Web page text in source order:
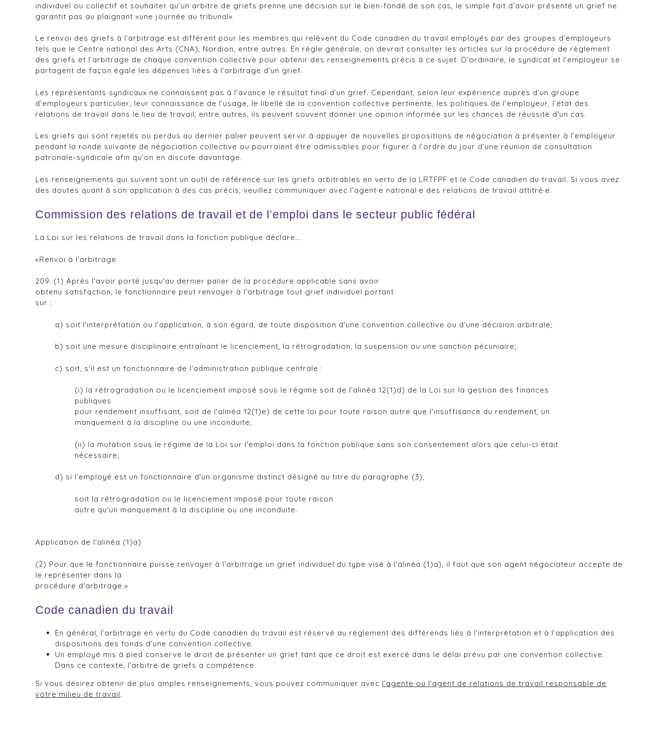
individuel ou collectif et souhaiter qu’un arbitre de griefs prenne une décision sur le bien-fondé de son cas, le simple fait d’avoir présenté un grief ne
garantit pas au plaignant «une journée au tribunal».
Le renvoi des griefs à l’arbitrage est différent pour les membres qui relèvent du Code canadien du travail employés par des groupes d’employeurs
tels que le Centre national des Arts (CNA), Nordion, entre autres. En règle générale, on devrait consulter les articles sur la procédure de règlement
des griefs et l’arbitrage de chaque convention collective pour obtenir des renseignements précis à ce sujet. D’ordinaire, le syndicat et l’employeur se
partagent de façon égale les dépenses liées à l’arbitrage d’un grief.
Les représentants syndicaux ne connaissent pas à l’avance le résultat final d’un grief. Cependant, selon leur expérience auprès d’un groupe
d’employeurs particulier, leur connaissance de l’usage, le libellé de la convention collective pertinente, les politiques de l’employeur, l’état des
relations de travail dans le lieu de travail, entre autres, ils peuvent souvent donner une opinion informée sur les chances de réussite d’un cas.
Les griefs qui sont rejetés ou perdus au dernier palier peuvent servir à appuyer de nouvelles propositions de négociation à présenter à l’employeur
pendant la ronde suivante de négociation collective ou pourraient être admissibles pour figurer à l’ordre du jour d’une réunion de consultation
patronale-syndicale afin qu’on en discute davantage.
Les renseignements qui suivent sont un outil de référence sur les griefs arbitrables en vertu de la LRTFPF et le Code canadien du travail. Si vous avez
des doutes quant à son application à des cas précis, veuillez communiquer avec l’agent·e national·e des relations de travail attitré·e.
Commission des relations de travail et de l’emploi dans le secteur public fédéral
La Loi sur les relations de travail dans la fonction publique déclare...
«Renvoi à l'arbitrage
209. (1) Après l'avoir porté jusqu'au dernier palier de la procédure applicable sans avoir
obtenu satisfaction, le fonctionnaire peut renvoyer à l'arbitrage tout grief individuel portant
sur :
a) soit l'interprétation ou l'application, à son égard, de toute disposition d'une convention collective ou d'une décision arbitrale;
b) soit une mesure disciplinaire entraînant le licenciement, la rétrogradation, la suspension ou une sanction pécuniaire;
c) soit, s'il est un fonctionnaire de l'administration publique centrale :
(i) la rétrogradation ou le licenciement imposé sous le régime soit de l'alinéa 12(1)d) de la Loi sur la gestion des finances
publiques
pour rendement insuffisant, soit de l'alinéa 12(1)e) de cette loi pour toute raison autre que l'insuffisance du rendement, un
manquement à la discipline ou une inconduite,
(ii) la mutation sous le régime de la Loi sur l'emploi dans la fonction publique sans son consentement alors que celui-ci était
nécessaire;
d) si l’employé est un fonctionnaire d'un organisme distinct désigné au titre du paragraphe (3),
soit la rétrogradation ou le licenciement imposé pour toute raison
autre qu'un manquement à la discipline ou une inconduite.
Application de l'alinéa (1)a)
(2) Pour que le fonctionnaire puisse renvoyer à l'arbitrage un grief individuel du type visé à l'alinéa (1)a), il faut que son agent négociateur accepte de
le représenter dans la
procédure d'arbitrage.»
Code canadien du travail
En général, l’arbitrage en vertu du Code canadien du travail est réservé au règlement des différends liés à l’interprétation et à l’application des
dispositions des fonds d’une convention collective.
Un employé mis à pied conserve le droit de présenter un grief tant que ce droit est exercé dans le délai prévu par une convention collective.
Dans ce contexte, l’arbitre de griefs a compétence.
Si vous désirez obtenir de plus amples renseignements, vous pouvez communiquer avec l’agente ou l'agent de relations de travail responsable de
votre milieu de travail.